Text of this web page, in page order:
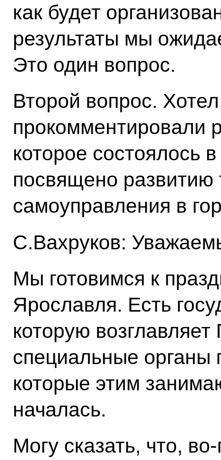
как будет
результаты мы
Это один вопрос.
Второй вопрос.
прокомментировали
которое состоялось
посвящено развитию
самоуправления в
С.Вахруков:
Мы готовимся к
Ярославля. Есть
которую
специальные органы
которые этим
началась.
Могу сказать, что,